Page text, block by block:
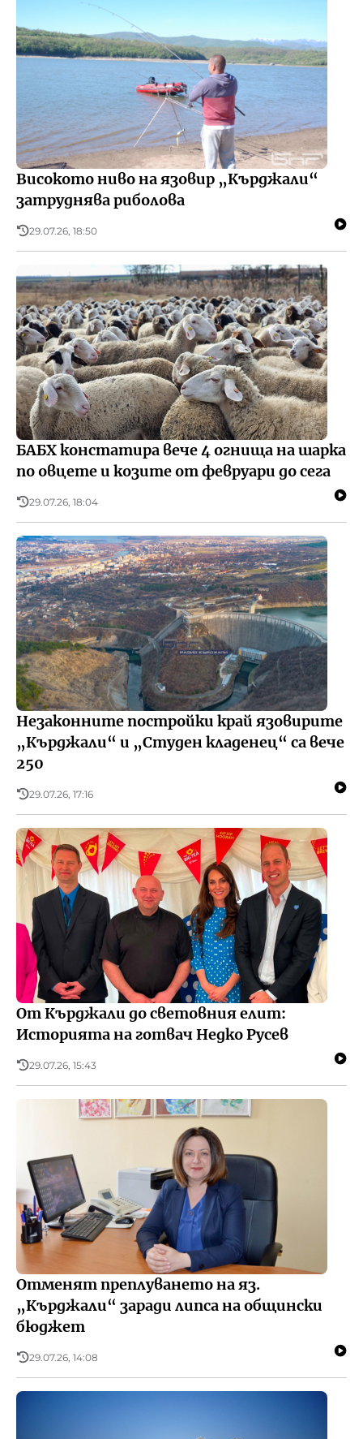
Високото ниво на язовир „Кърджали“
затруднява риболова
29.07.26, 18:50
БАБХ констатира вече 4 огнища на шарка
по овцете и козите от февруари до сега
29.07.26, 18:04
Незаконните постройки край язовирите
„Кърджали“ и „Студен кладенец“ са вече
250
29.07.26, 17:16
От Кърджали до световния елит:
Историята на готвач Недко Русев
29.07.26, 15:43
Отменят преплуването на яз.
„Кърджали“ заради липса на общински
бюджет
29.07.26, 14:08